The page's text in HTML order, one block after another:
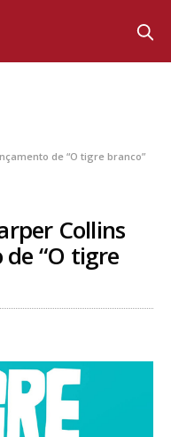
de “O tigre branco”
Collins
“O tigre